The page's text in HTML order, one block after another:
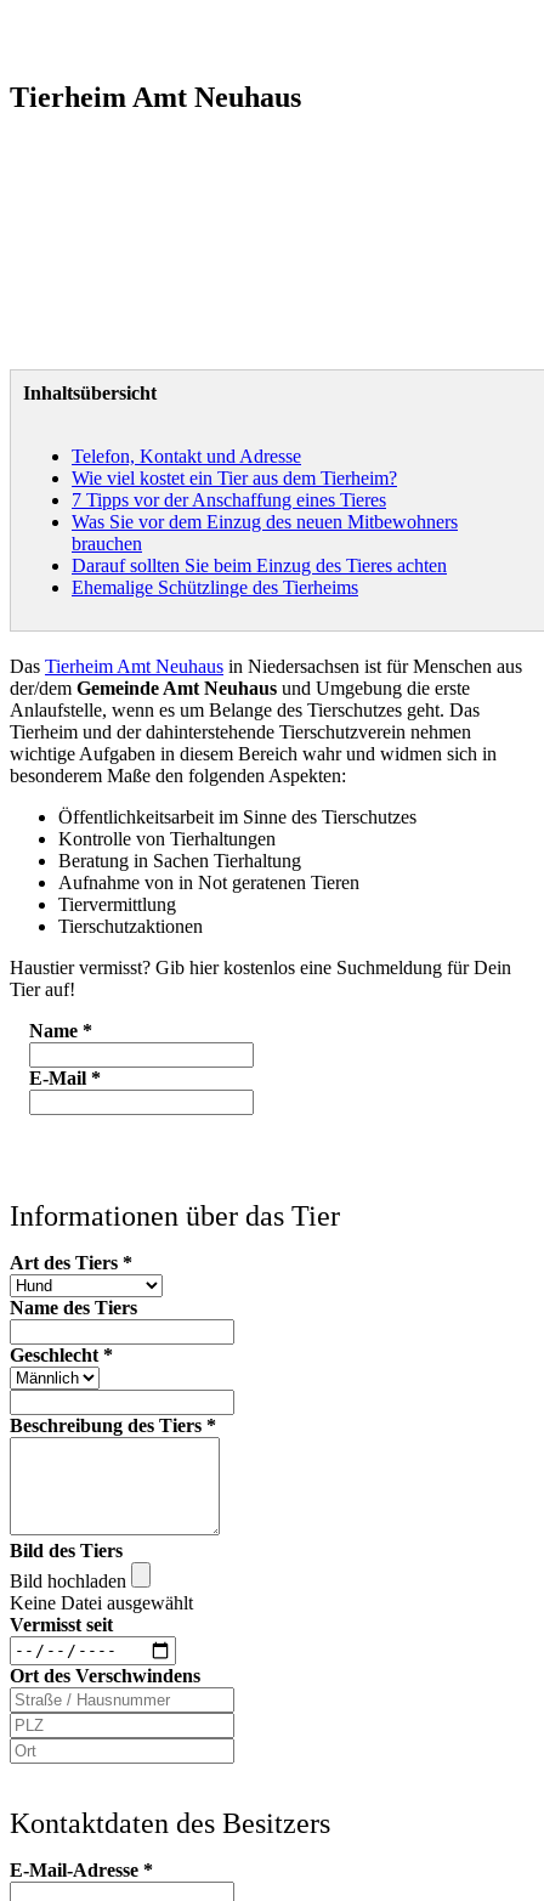
Tierheim Amt Neuhaus
Inhaltsübersicht
Telefon, Kontakt und Adresse
Wie viel kostet ein Tier aus dem Tierheim?
7 Tipps vor der Anschaffung eines Tieres
Was Sie vor dem Einzug des neuen Mitbewohners
brauchen
Darauf sollten Sie beim Einzug des Tieres achten
Ehemalige Schützlinge des Tierheims
Das Tierheim Amt Neuhaus in Niedersachsen ist für Menschen aus
der/dem Gemeinde Amt Neuhaus und Umgebung die erste
Anlaufstelle, wenn es um Belange des Tierschutzes geht. Das
Tierheim und der dahinterstehende Tierschutzverein nehmen
wichtige Aufgaben in diesem Bereich wahr und widmen sich in
besonderem Maße den folgenden Aspekten:
Öffentlichkeitsarbeit im Sinne des Tierschutzes
Kontrolle von Tierhaltungen
Beratung in Sachen Tierhaltung
Aufnahme von in Not geratenen Tieren
Tiervermittlung
Tierschutzaktionen
Haustier vermisst? Gib hier kostenlos eine Suchmeldung für Dein
Tier auf!
Name *
E-Mail *
Informationen über das Tier
Art des Tiers *
Name des Tiers
Geschlecht *
Beschreibung des Tiers *
Bild des Tiers
Bild hochladen
Keine Datei ausgewählt
Vermisst seit
Ort des Verschwindens
Kontaktdaten des Besitzers
E-Mail-Adresse *